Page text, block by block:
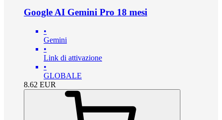
Google AI Gemini Pro 18 mesi
•
Gemini
•
Link di attivazione
•
GLOBALE
8.62 EUR